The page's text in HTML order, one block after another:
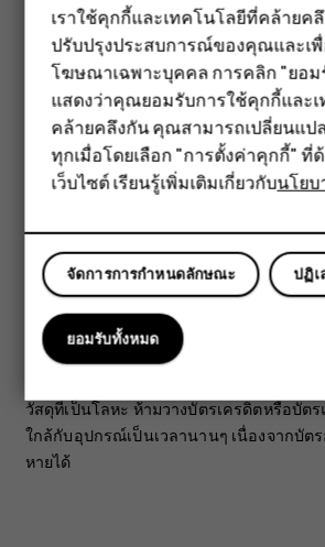
สมาร์ทโฟน
ฟีเจอร์โฟน
อุปกรณ์เสริม
แท็บเล็ต
ของคุณ เลือกเมนู> >ความปลอ
รหัสความปลอดภัยตั้งรหัสด้วยตัวเลข
ตกลง>เปิดอย่างไรก็ตาม โปรดทรา
จดจำรหัสให้ได้ เนื่องจาก HMD
เลี่ยงรหัสนี้ได้
ส่วนประกอบและช่องเสียบ อำนาจแม่เห
โทรศัพท์เกิดความเสียหายได้ ห้ามเชื่อมต่อแ
กับช่องเสียบสัญญาณเสียง หากคุณเชื่อมต่อ
ชุดหูฟังใดๆ ที่ไม่ได้รับการรับรองให้ใช้กับอุ
เสียบสัญญาณเสียง โปรดให้ความสำคัญกับร
พิเศษ
วัสดุที่เป็นโลหะ ห้ามวางบัตรเครดิตหรือบัต
ใกล้กับอุปกรณ์เป็นเวลานานๆ เนื่องจากบัต
หายได้
เราใช้คุกกี้และเทคโนโลยีที่คล้ายค
ปรับปรุงประสบการณ์ของคุณและเ
โฆษณาเฉพาะบุคคล การคลิก "ยอ
แสดงว่าคุณยอมรับการใช้คุกกี้และ
คล้ายคลึงกัน คุณสามารถเปลี่ยนแป
ทุกเมื่อโดยเลือก "การตั้งค่าคุกกี้" ที่
เว็บไซต์ เรียนรู้เพิ่มเติมเกี่ยวกับนโย
ปฏิเ
จัดการการกำหนดลักษณะ
ยอมรับทั้งหมด